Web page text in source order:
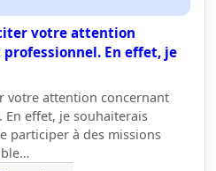
votre attention
En effet, je
votre attention concernant
effet, je souhaiterais
participer à des missions